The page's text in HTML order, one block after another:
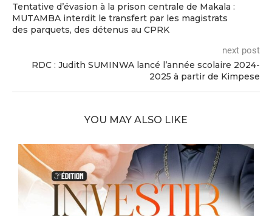
Tentative d’évasion à la prison centrale de Makala :
MUTAMBA interdit le transfert par les magistrats
des parquets, des détenus au CPRK
next post
RDC : Judith SUMINWA lancé l’année scolaire 2024-
2025 à partir de Kimpese
YOU MAY ALSO LIKE